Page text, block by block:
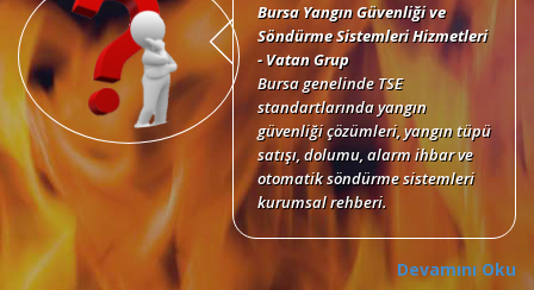
Bursa Yangın Güvenliği ve
Söndürme Sistemleri Hizmetleri
- Vatan Grup
Bursa genelinde TSE
standartlarında yangın
güvenliği çözümleri, yangın tüpü
satışı, dolumu, alarm ihbar ve
otomatik söndürme sistemleri
kurumsal rehberi.
Devamını Oku